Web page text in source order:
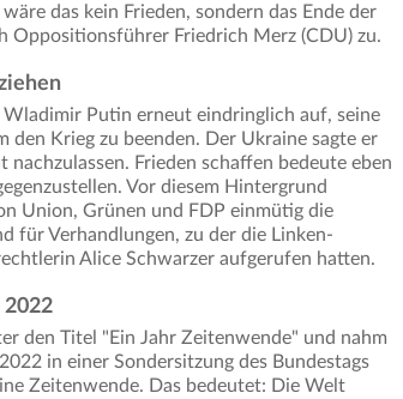
das kein Frieden, sondern das Ende der
Oppositionsführer Friedrich Merz (CDU) zu.
Putin erneut eindringlich auf, seine
den Krieg zu beenden. Der Ukraine sagte er
Frieden schaffen bedeute eben
Vor diesem Hintergrund
Union, Grünen und FDP einmütig die
für Verhandlungen, zu der die Linken-
Alice Schwarzer aufgerufen hatten.
2022
den Titel "Ein Jahr Zeitenwende" und nahm
in einer Sondersitzung des Bundestags
Zeitenwende. Das bedeutet: Die Welt